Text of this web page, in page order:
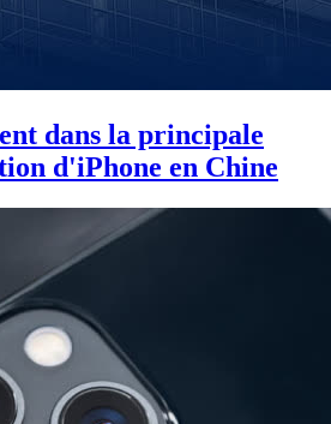
dans la principale
d'iPhone en Chine